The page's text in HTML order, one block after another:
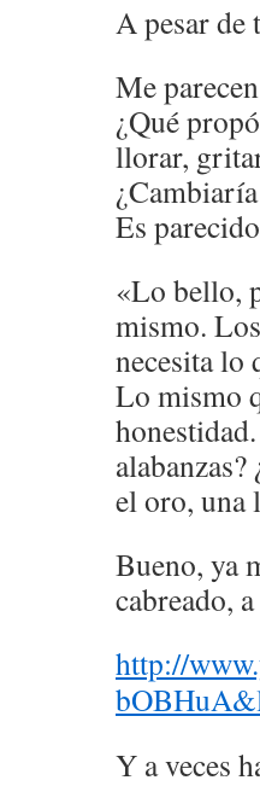
A pesar
Me
¿Qué
llorar,
Es
«Lo bello,
mismo.
necesita lo
Lo mismo
el oro, una
Bueno, ya
cabreado,
http://
Y a veces